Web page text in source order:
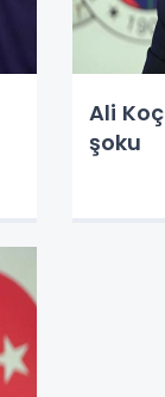
Ali
şoku